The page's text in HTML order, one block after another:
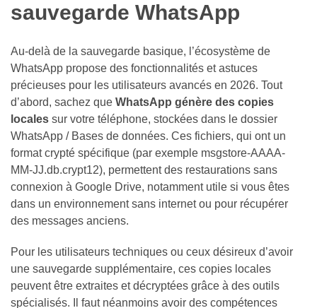
sauvegarde WhatsApp
Au-delà de la sauvegarde basique, l’écosystème de
WhatsApp propose des fonctionnalités et astuces
précieuses pour les utilisateurs avancés en 2026. Tout
d’abord, sachez que WhatsApp génère des copies
locales sur votre téléphone, stockées dans le dossier
WhatsApp / Bases de données. Ces fichiers, qui ont un
format crypté spécifique (par exemple msgstore-AAAA-
MM-JJ.db.crypt12), permettent des restaurations sans
connexion à Google Drive, notamment utile si vous êtes
dans un environnement sans internet ou pour récupérer
des messages anciens.
Pour les utilisateurs techniques ou ceux désireux d’avoir
une sauvegarde supplémentaire, ces copies locales
peuvent être extraites et décryptées grâce à des outils
spécialisés. Il faut néanmoins avoir des compétences